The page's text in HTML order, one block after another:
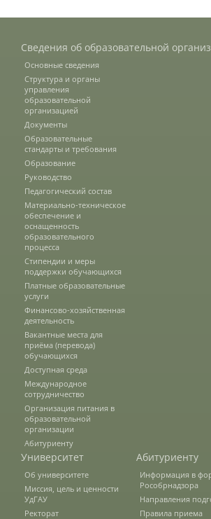
Управление по воспитательной
Документы
Рабочие программы
Консультация психолога
Расписание
Спорт
Студенческий совет
Трудоустройство
Как мы отдыхаем
Олимпиады и конкурсы
Информация
Сведения об образовательной
Основные сведения
Структура и органы
управления
образовательной
организацией
Документы
Образовательные
стандарты и требования
Образование
Руководство
Педагогический состав
Материально-техническое
обеспечение и
оснащенность
образовательного
процесса
Стипендии и меры
поддержки обучающихся
Платные образовательные
услуги
Финансово-хозяйственная
деятельность
Вакантные места для
приёма (перевода)
обучающихся
Доступная среда
Международное
сотрудничество
Организация питания в
образовательной
организации
Абитуриенту
Университет
Об университете
Миссия, цель и ценности
УдГАУ
Ректорат
Абитуриенту
Информация в
Рособрнадзора
Направления
Правила приема